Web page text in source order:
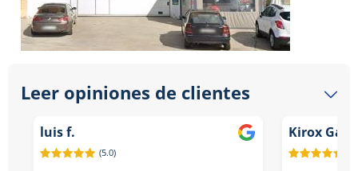
Leer opiniones de clientes
luis f.
(5.0)
Kirox